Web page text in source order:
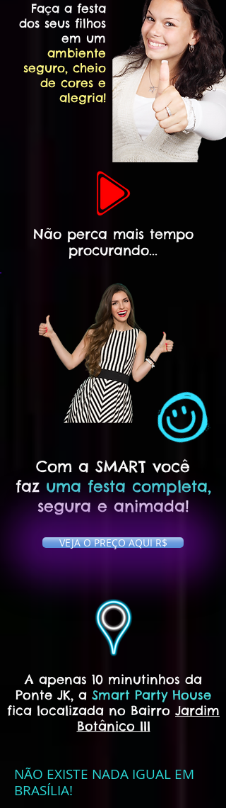
Faça a festa
dos seus filhos
em um
ambiente
seguro, cheio
de cores e
alegria!
Não perca mais tempo
procurando...
Com a SMART você
faz uma festa completa,
segura e animada!
VEJA O PREÇO AQUI R$
A apenas 10 minutinhos da
Ponte JK, a Smart Party House
fica localizada no Bairro Jardim
Botânico III
NÃO EXISTE NADA IGUAL EM
BRASÍLIA!